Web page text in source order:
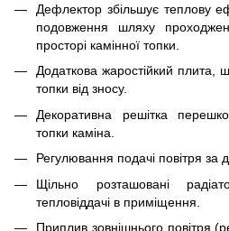
Дефлектор збільшує теплову
подовження шляху
просторі камінної топки.
Додаткова жаростійкий плита,
топки від зносу.
Декоративна решітка
топки каміна.
Регулювання подачі повітря за
Щільно розташовані
тепловіддачі в приміщення.
Приплив зовнішнього повітря